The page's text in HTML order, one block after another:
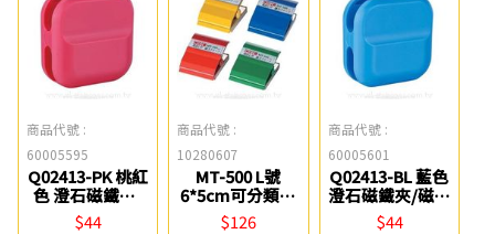
商品代號 :
60005595
Q02413-PK 桃紅
色 澄石磁鐵夾/
磁夾 ABEL
$44
商品代號 :
10280607
MT-500 L號
6*5cm可分類式
強力磁夾 COX
$126
商品代號 :
60005601
Q02413-BL 藍色
澄石磁鐵夾/磁夾
ABEL
$44